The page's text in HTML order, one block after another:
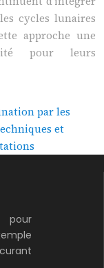
cycles lunaires
approche une
pour leurs
par les
et
pour